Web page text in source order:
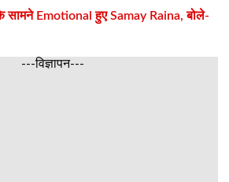
Emotional हुए Samay Raina, बोले-
---विज्ञापन---